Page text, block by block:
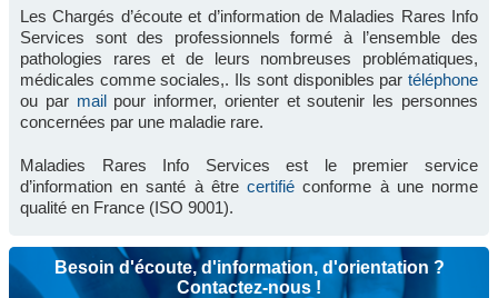
Les Chargés d’écoute et d’information de Maladies Rares Info
Services sont des professionnels formé à l’ensemble des
pathologies rares et de leurs nombreuses problématiques,
médicales comme sociales,. Ils sont disponibles par téléphone
ou par mailpour informer, orienter et soutenir les personnes
concernées par une maladie rare.
Maladies Rares Info Services est le premier service
d’information en santé à êtrecertifié conforme à une norme
qualité en France (ISO 9001).
Besoin d'écoute, d'information, d'orientation ?
Contactez-nous !